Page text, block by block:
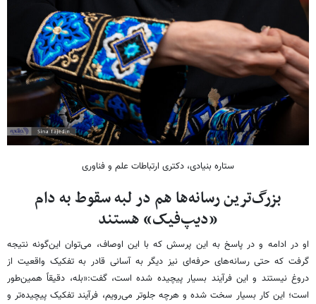
ستاره بنیادی، دکتری ارتباطات علم و فناوری
بزرگ‌ترین رسانه‌ها هم در لبه سقوط به دام
«دیپ‌فیک» هستند
او در ادامه و در پاسخ به این پرسش که با این اوصاف، می‌توان این‌گونه نتیجه
گرفت که حتی رسانه‌های حرفه‌ای نیز دیگر به آسانی قادر به تفکیک واقعیت از
دروغ نیستند و این فرآیند بسیار پیچیده شده است، گفت:«بله، دقیقاً همین‌طور
است؛ این کار بسیار سخت شده و هرچه جلوتر می‌رویم، فرآیند تفکیک پیچیده‌تر و